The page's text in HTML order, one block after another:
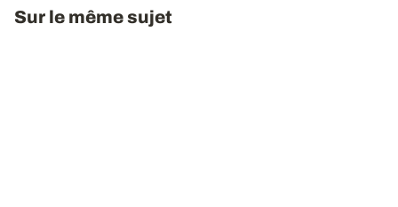
Sur le même sujet